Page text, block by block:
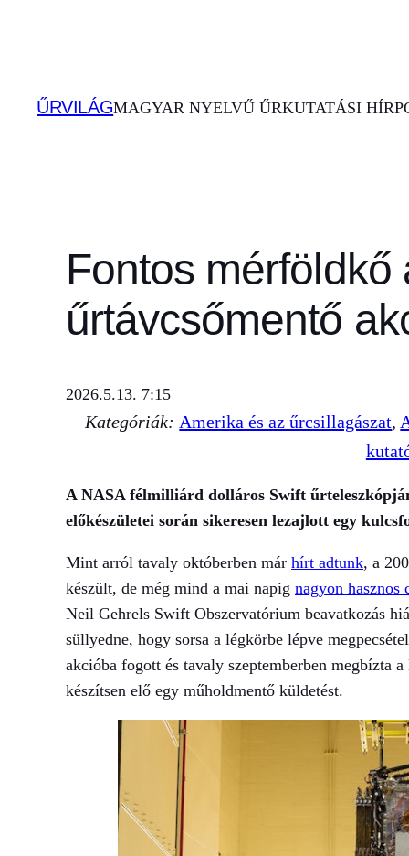
ŰRVILÁGMAGYAR NYELVŰ ŰRKUTATÁSI
Fontos mérföldkő
űrtávcsőmentő
2026.5.13. 7:15
Kategóriák: Amerika és az űrcsillagászat,
A NASA félmilliárd dolláros Swift
előkészületei során sikeresen lezajlott egy
Mint arról tavaly októberben már hírt adtunk, a
készült, de még mind a mai napig nagyon hasznos
Neil Gehrels Swift Obszervatórium beavatkozás
süllyedne, hogy sorsa a légkörbe lépve
akcióba fogott és tavaly szeptemberben megbízta
készítsen elő egy műholdmentő küldetést.